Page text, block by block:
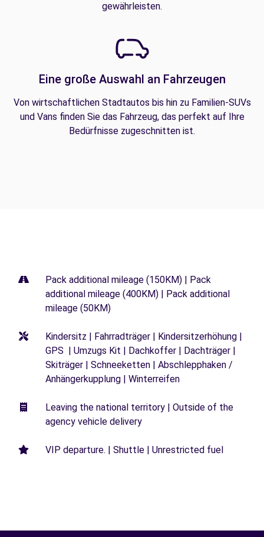
gewährleisten.
Eine große Auswahl an Fahrzeugen
Von wirtschaftlichen Stadtautos bis hin zu Familien-SUVs
und Vans finden Sie das Fahrzeug, das perfekt auf Ihre
Bedürfnisse zugeschnitten ist.
Pack additional mileage (150KM) | Pack
additional mileage (400KM) | Pack additional
mileage (50KM)
Kindersitz | Fahrradträger | Kindersitzerhöhung |
GPS | Umzugs Kit | Dachkoffer | Dachträger |
Skiträger | Schneeketten | Abschlepphaken /
Anhängerkupplung | Winterreifen
Leaving the national territory | Outside of the
agency vehicle delivery
VIP departure. | Shuttle | Unrestricted fuel